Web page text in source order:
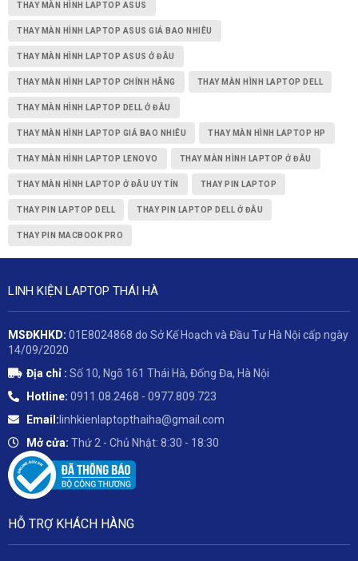
THAY MÀN HÌNH LAPTOP ASUS
THAY MÀN HÌNH LAPTOP ASUS GIÁ BAO NHIÊU
THAY MÀN HÌNH LAPTOP ASUS Ở ĐÂU
THAY MÀN HÌNH LAPTOP CHÍNH HÃNG THAY MÀN HÌNH LAPTOP DELL
THAY MÀN HÌNH LAPTOP DELL Ở ĐÂU
THAY MÀN HÌNH LAPTOP GIÁ BAO NHIÊU THAY MÀN HÌNH LAPTOP HP
THAY MÀN HÌNH LAPTOP LENOVO THAY MÀN HÌNH LAPTOP Ở ĐÂU
THAY MÀN HÌNH LAPTOP Ở ĐÂU UY TÍN THAY PIN LAPTOP
THAY PIN LAPTOP DELL THAY PIN LAPTOP DELL Ở ĐÂU
THAY PIN MACBOOK PRO
LINH KIỆN LAPTOP THÁI HÀ
MSĐKHKD: 01E8024868 do Sở Kế Hoạch và Đầu Tư Hà Nội cấp ngày
14/09/2020
Địa chỉ : Số 10, Ngõ 161 Thái Hà, Đống Đa, Hà Nội
Hotline: 0911.08.2468 - 0977.809.723
Email: linhkienlaptopthaiha@gmail.com
Mở cửa: Thứ 2 - Chủ Nhật: 8:30 - 18:30
HỖ TRỢ KHÁCH HÀNG